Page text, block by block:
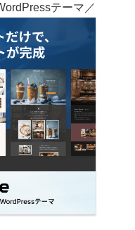
テーマ／